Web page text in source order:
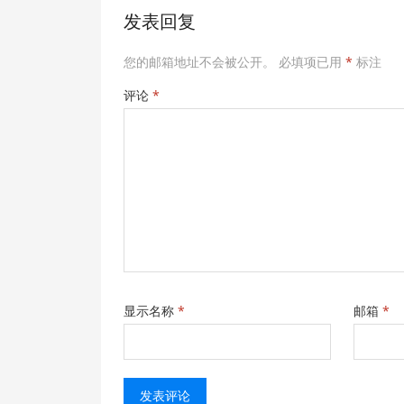
发表回复
您的邮箱地址不会被公开。 必填项已用 * 标注
评论 *
显示名称 * 邮箱 *